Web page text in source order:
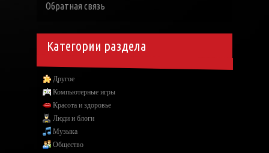
Обратная связь
Категории раздела
Другое
Компьютерные игры
Красота и здоровье
Люди и блоги
Музыка
Общество